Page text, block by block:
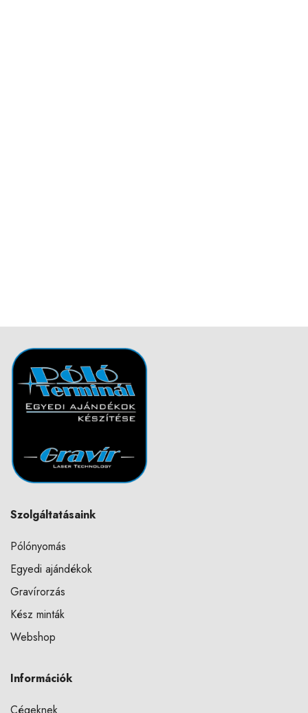
Szolgáltatásaink
Pólónyomás
Egyedi ajándékok
Gravírorzás
Kész minták
Webshop
Információk
Cégeknek